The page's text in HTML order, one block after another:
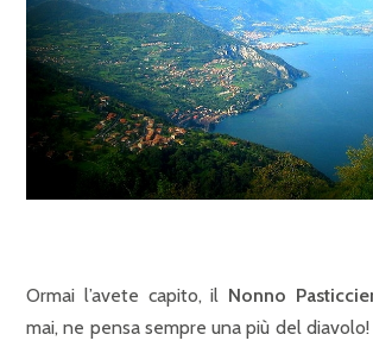
Ormai l’avete capito, il Nonno
mai, ne pensa sempre una più del